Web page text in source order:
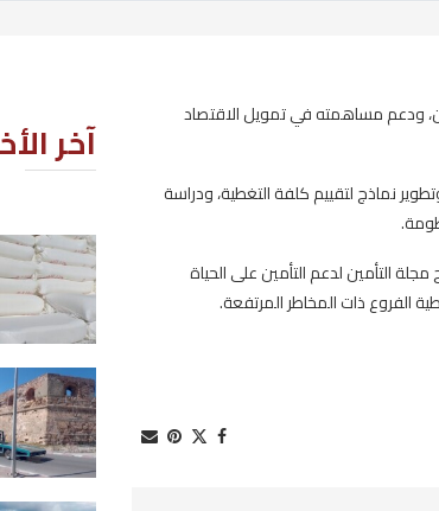
آخر الأخبار
قليبية: حجز 3.5 أطنان من الفارينة
المدعمة بمخبزة مخالفة
2026-08-08
انطلاق أشغال تدعيم السور
لمعلم كراكة حلق الوادي
2026-08-08